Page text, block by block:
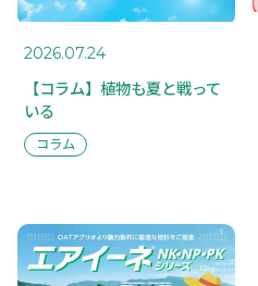
2026.07.24
【コラム】植物も夏と戦って
いる
コラム